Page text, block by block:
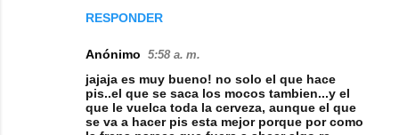
RESPONDER
Anónimo 5:58 a. m.
jajaja es muy bueno! no solo el que hace
pis..el que se saca los mocos tambien...y el
que le vuelca toda la cerveza, aunque el que
se va a hacer pis esta mejor porque por como